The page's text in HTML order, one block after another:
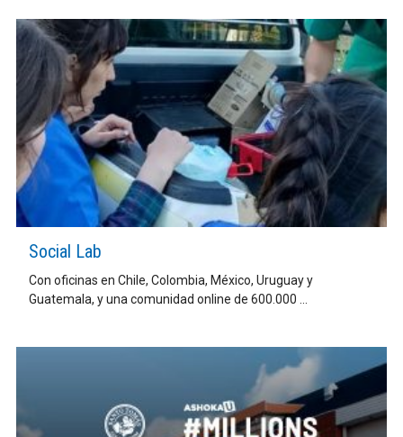
Social Lab
Con oficinas en Chile, Colombia, México, Uruguay y
Guatemala, y una comunidad online de 600.000 ...